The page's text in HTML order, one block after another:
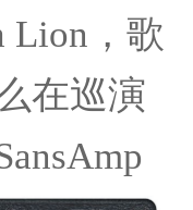
Lion，歌
在巡演